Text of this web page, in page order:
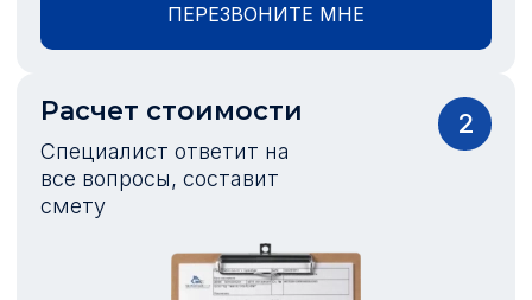
ПЕРЕЗВОНИТЕ МНЕ
Расчет стоимости
Специалист ответит на
все вопросы, составит
смету
2